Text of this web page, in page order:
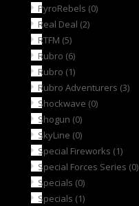
PyroRebels (0)
Real Deal (2)
RTFM (5)
Rubro (6)
Rubro (1)
Rubro Adventurers (3)
Shockwave (0)
Shogun (0)
SkyLine (0)
Special Fireworks (1)
Special Forces Series (0)
Specials (0)
Specials (1)